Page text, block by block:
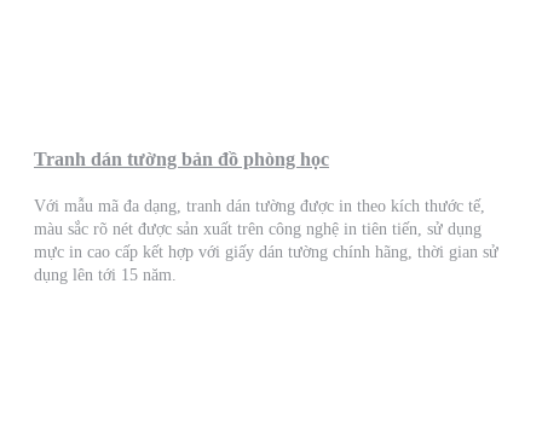
Tranh dán tường bản đồ phòng học
Với mẫu mã đa dạng, tranh dán tường được in theo kích thước tế,
màu sắc rõ nét được sản xuất trên công nghệ in tiên tiến, sử dụng
mực in cao cấp kết hợp với giấy dán tường chính hãng, thời gian sử
dụng lên tới 15 năm.